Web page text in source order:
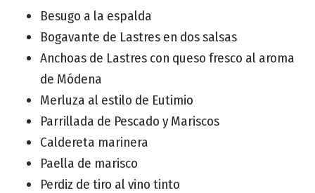
Besugo a la espalda
Bogavante de Lastres en dos salsas
Anchoas de Lastres con queso fresco al aroma
de Módena
Merluza al estilo de Eutimio
Parrillada de Pescado y Mariscos
Caldereta marinera
Paella de marisco
Perdiz de tiro al vino tinto